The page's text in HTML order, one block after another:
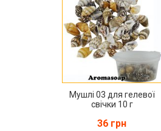
Мушлі 03 для гелевої
свічки 10 г
36 грн